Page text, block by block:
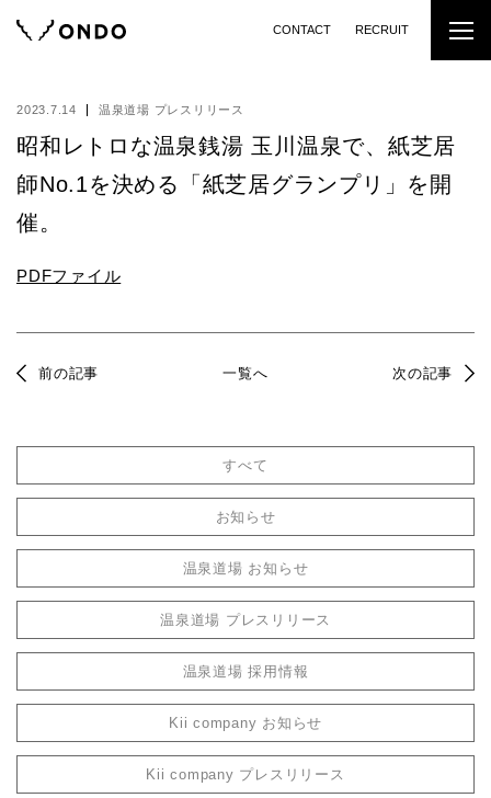
CONTACT RECRUIT
2023.7.14 温泉道場 プレスリリース
昭和レトロな温泉銭湯 玉川温泉で、紙芝居
師No.1を決める「紙芝居グランプリ」を開
催。
PDFファイル
前の記事 一覧へ 次の記事
すべて
お知らせ
温泉道場 お知らせ
温泉道場 プレスリリース
温泉道場 採用情報
Kii company お知らせ
Kii company プレスリリース